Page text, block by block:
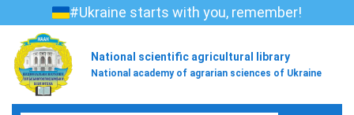
#Ukraine starts with you, remember!
National scientific agricultural library
National academy of agrarian sciences of Ukraine